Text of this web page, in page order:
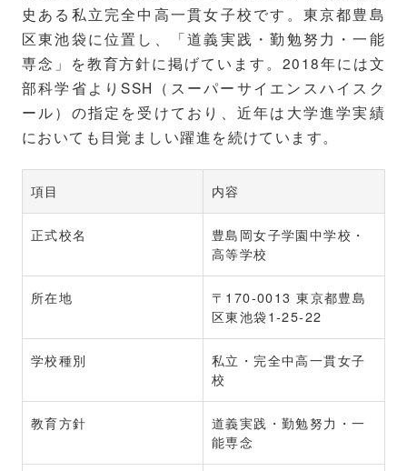
史ある私立完全中高一貫女子校です。東京都豊島
区東池袋に位置し、「道義実践・勤勉努力・一能
専念」を教育方針に掲げています。2018年には文
部科学省よりSSH（スーパーサイエンスハイスク
ール）の指定を受けており、近年は大学進学実績
においても目覚ましい躍進を続けています。
項目 内容
正式校名
豊島岡女子学園中学校・
高等学校
所在地
〒170-0013 東京都豊島
区東池袋1-25-22
学校種別
私立・完全中高一貫女子
校
教育方針
道義実践・勤勉努力・一
能専念